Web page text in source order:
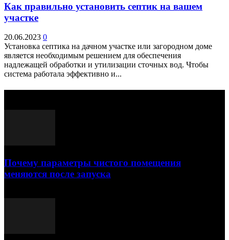
Как правильно установить септик на вашем
участке
20.06.2023 0
Установка септика на дачном участке или загородном доме
является необходимым решением для обеспечения
надлежащей обработки и утилизации сточных вод. Чтобы
система работала эффективно и...
Почему параметры чистого помещения
меняются после запуска